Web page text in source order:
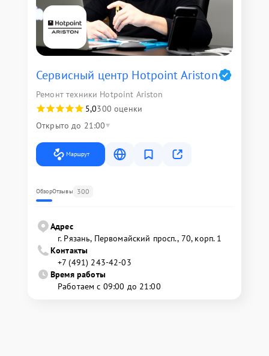
Сервисный центр Hotpoint Ariston
Ремонт техники Hotpoint Ariston
5,0300 оценки
Открыто до 21:00
Маршрут
ОбзорОтзывы 300
Адрес
г. Рязань, Первомайский просп., 70, корп. 1
Контакты
+7 (491) 243-42-03
Время работы
Работаем с 09:00 до 21:00